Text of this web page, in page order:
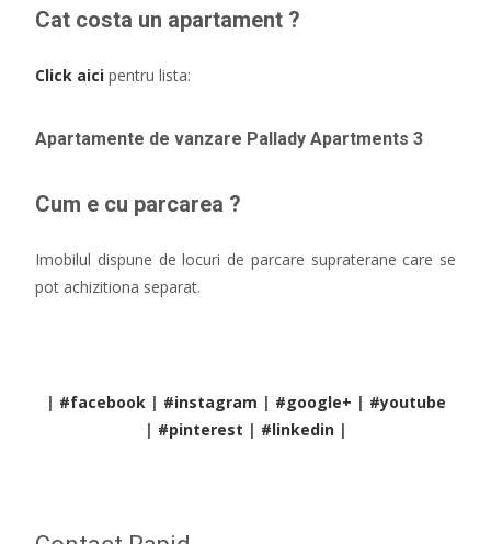
Cat costa un apartament ?
Click aici pentru lista:
Apartamente de vanzare Pallady Apartments 3
Cum e cu parcarea ?
Imobilul dispune de locuri de parcare supraterane care se
pot achizitiona separat.
| #facebook| #instagram | #google+ | #youtube
| #pinterest | #linkedin|